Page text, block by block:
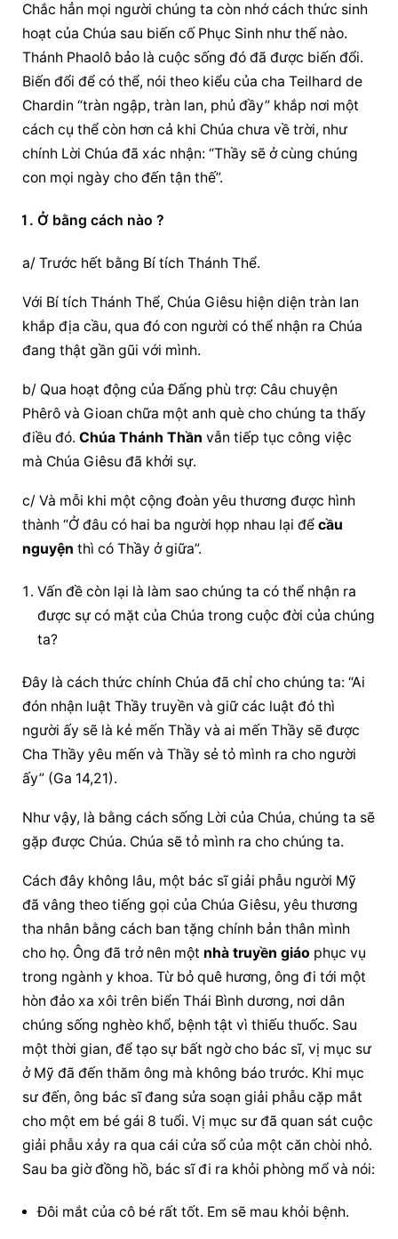
Chắc hẳn mọi người chúng ta còn nhớ cách thức sinh
hoạt của Chúa sau biến cố Phục Sinh như thế nào.
Thánh Phaolô bảo là cuộc sống đó đã được biến đổi.
Biến đổi để có thể, nói theo kiểu của cha Teilhard de
Chardin “tràn ngập, tràn lan, phủ đầy” khắp nơi một
cách cụ thể còn hơn cả khi Chúa chưa về trời, như
chính Lời Chúa đã xác nhận: “Thầy sẽ ở cùng chúng
con mọi ngày cho đến tận thế”.
Ở bằng cách nào ?
a/ Trước hết bằng Bí tích Thánh Thể.
Với Bí tích Thánh Thể, Chúa Giêsu hiện diện tràn lan
khắp địa cầu, qua đó con người có thể nhận ra Chúa
đang thật gần gũi với mình.
b/ Qua hoạt động của Đấng phù trợ: Câu chuyện
Phêrô và Gioan chữa một anh què cho chúng ta thấy
điều đó. Chúa Thánh Thần vẫn tiếp tục công việc
mà Chúa Giêsu đã khởi sự.
c/ Và mỗi khi một cộng đoàn yêu thương được hình
thành “Ở đâu có hai ba người họp nhau lại để cầu
nguyện thì có Thầy ở giữa”.
Vấn đề còn lại là làm sao chúng ta có thể nhận ra
được sự có mặt của Chúa trong cuộc đời của chúng
ta?
Đây là cách thức chính Chúa đã chỉ cho chúng ta: “Ai
đón nhận luật Thầy truyền và giữ các luật đó thì
người ấy sẽ là kẻ mến Thầy và ai mến Thầy sẽ được
Cha Thầy yêu mến và Thầy sẻ tỏ mình ra cho người
ấy” (Ga 14,21).
Như vậy, là bằng cách sống Lời của Chúa, chúng ta sẽ
gặp được Chúa. Chúa sẽ tỏ mình ra cho chúng ta.
Cách đây không lâu, một bác sĩ giải phẫu người Mỹ
đã vâng theo tiếng gọi của Chúa Giêsu, yêu thương
tha nhân bằng cách ban tặng chính bản thân mình
cho họ. Ông đã trở nên một nhà truyền giáo phục vụ
trong ngành y khoa. Từ bỏ quê hương, ông đi tới một
hòn đảo xa xôi trên biển Thái Bình dương, nơi dân
chúng sống nghèo khổ, bệnh tật vì thiếu thuốc. Sau
một thời gian, để tạo sự bất ngờ cho bác sĩ, vị mục sư
ở Mỹ đã đến thăm ông mà không báo trước. Khi mục
sư đến, ông bác sĩ đang sửa soạn giải phẫu cặp mắt
cho một em bé gái 8 tuổi. Vị mục sư đã quan sát cuộc
giải phẫu xảy ra qua cái cửa sổ của một căn chòi nhỏ.
Sau ba giờ đồng hồ, bác sĩ đi ra khỏi phòng mổ và nói:
Đôi mắt của cô bé rất tốt. Em sẽ mau khỏi bệnh.